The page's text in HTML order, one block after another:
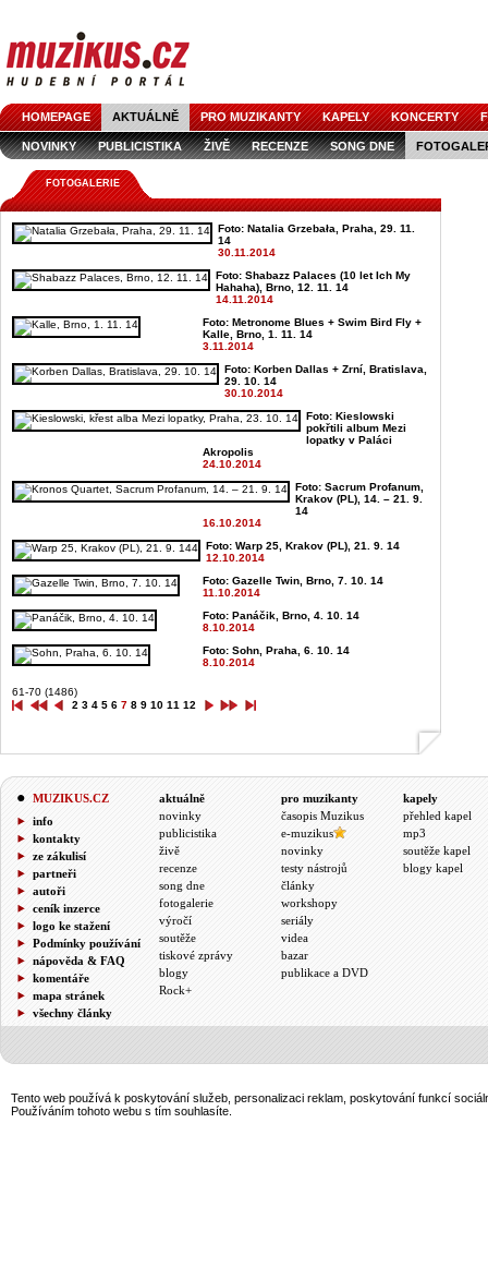
HOMEPAGE AKTUÁLNĚ PRO MUZIKANTY KAPELY KONCERTY
NOVINKY PUBLICISTIKA ŽIVĚ RECENZE SONG DNE
FOTOGALERIE
Foto: Natalia Grzebała, Praha, 29. 11.
14
30.11.2014
Foto: Shabazz Palaces (10 let Ich My
Hahaha), Brno, 12. 11. 14
14.11.2014
Foto: Metronome Blues + Swim Bird Fly +
Kalle, Brno, 1. 11. 14
3.11.2014
Foto: Korben Dallas + Zrní, Bratislava,
29. 10. 14
30.10.2014
Foto: Kieslowski
pokřtili album Mezi
lopatky v Paláci
Akropolis
24.10.2014
Foto: Sacrum Profanum,
Krakov (PL), 14. – 21. 9.
14
16.10.2014
Foto: Warp 25, Krakov (PL), 21. 9. 14
12.10.2014
Foto: Gazelle Twin, Brno, 7. 10. 14
11.10.2014
Foto: Panáčik, Brno, 4. 10. 14
8.10.2014
Foto: Sohn, Praha, 6. 10. 14
8.10.2014
61-70 (1486)
2 3 4 5 6 7 8 9 10 11 12
MUZIKUS.CZ
info
kontakty
ze zákulisí
partneři
autoři
ceník inzerce
logo ke stažení
Podmínky používání
nápověda & FAQ
komentáře
mapa stránek
všechny články
aktuálně
novinky
publicistika
živě
recenze
song dne
fotogalerie
výročí
soutěže
tiskové zprávy
blogy
Rock+
pro muzikanty
časopis Muzikus
e-muzikus
novinky
testy nástrojů
články
workshopy
seriály
videa
bazar
publikace a DVD
kapely
přehled kapel
mp3
soutěže kapel
blogy kapel
Tento web používá k poskytování služeb, personalizaci reklam, poskytování funkcí
Používáním tohoto webu s tím souhlasíte.